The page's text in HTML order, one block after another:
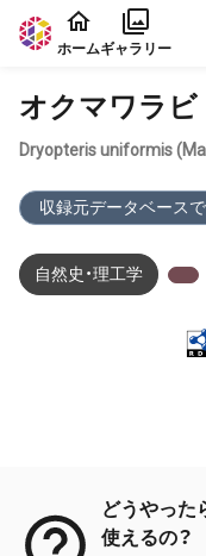
本文に飛ぶ
ホームギャラリー
オクマワラビ
Dryopteris uniformis
収録元データベースで
自然史・理工学
どうやった
使えるの？